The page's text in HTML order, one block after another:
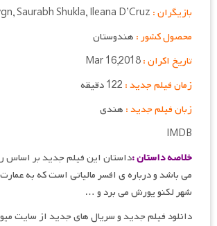
بازیگران :
محصول کشور : هندوستان
تاریخ اکران :
زمان فیلم جدید :
زبان فیلم جدید : هندی
IMDB
خلاصه داستان :داستان این فیلم جدید بر اساس
می باشد و درباره ی افسر مالیاتی است که به
شهر لکنو یورش می برد و …
دانلود فیلم جدید و سریال های جدید از سایت